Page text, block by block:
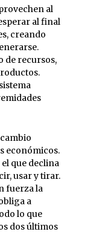
al
al final
creando
de recursos,
económicos.
que declina
usar y tirar.
fuerza la
a
lo que
dos últimos